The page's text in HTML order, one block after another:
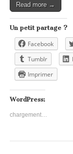
Read more →
Un petit partage ?
Facebook
Tumblr
Imprimer
WordPress:
chargement…